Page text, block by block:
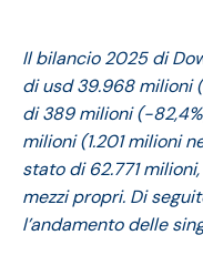
Il bilancio 2025 di
di usd 39.968 milioni
di 389 milioni (-
milioni (1.201 milioni
stato di 62.771
mezzi propri. Di
l’andamento delle